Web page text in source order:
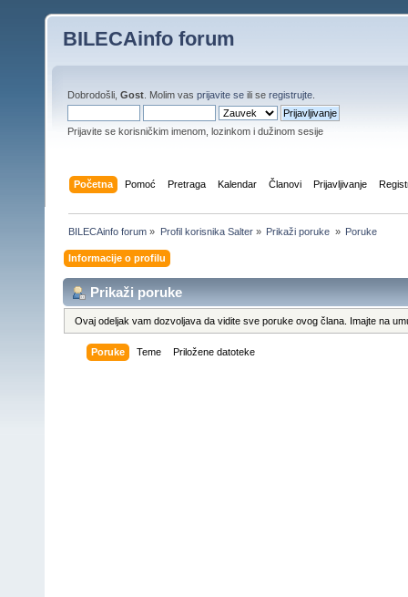
BILECAinfo forum
Dobrodošli, Gost . Molim vas prijavite se ili se registrujte
Prijavite se korisničkim imenom, lozinkom i dužinom sesije
Početna Pomoć Pretraga Kalendar Članovi Prijavljivanje
BILECAinfo forum » Profil korisnika Salter» Prikaži poruke » Poruke
Informacije o profilu
Prikaži poruke
Ovaj odeljak vam dozvoljava da vidite sve poruke ovog člana. Imajte na
Poruke Teme Priložene datoteke